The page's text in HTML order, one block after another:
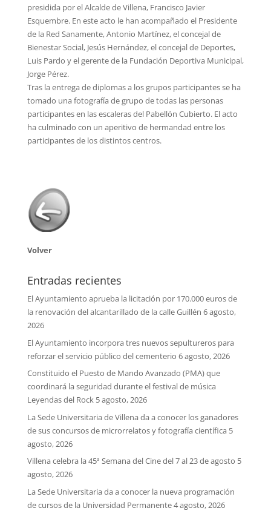
presidida por el Alcalde de Villena, Francisco Javier
Esquembre. En este acto le han acompañado el Presidente
de la Red Sanamente, Antonio Martínez, el concejal de
Bienestar Social, Jesús Hernández, el concejal de Deportes,
Luis Pardo y el gerente de la Fundación Deportiva Municipal,
Jorge Pérez.
Tras la entrega de diplomas a los grupos participantes se ha
tomado una fotografía de grupo de todas las personas
participantes en las escaleras del Pabellón Cubierto. El acto
ha culminado con un aperitivo de hermandad entre los
participantes de los distintos centros.
Volver
Entradas recientes
El Ayuntamiento aprueba la licitación por 170.000 euros de
la renovación del alcantarillado de la calle Guillén 6 agosto,
2026
El Ayuntamiento incorpora tres nuevos sepultureros para
reforzar el servicio público del cementerio 6 agosto, 2026
Constituido el Puesto de Mando Avanzado (PMA) que
coordinará la seguridad durante el festival de música
Leyendas del Rock 5 agosto, 2026
La Sede Universitaria de Villena da a conocer los ganadores
de sus concursos de microrrelatos y fotografía científica 5
agosto, 2026
Villena celebra la 45ª Semana del Cine del 7 al 23 de agosto 5
agosto, 2026
La Sede Universitaria da a conocer la nueva programación
de cursos de la Universidad Permanente4 agosto, 2026